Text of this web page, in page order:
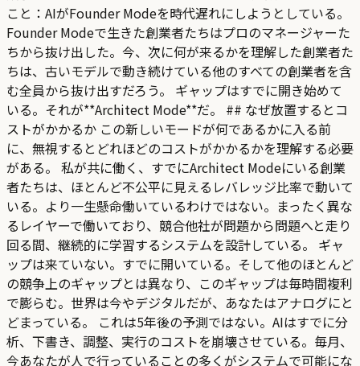
こと：AIがFounder Modeを時代遅れにしようとしている。
Founder Modeで生きた創業者たちはプロのマネージャーた
ちから抜け出した。今、次に何が来るかを理解した創業者た
ちは、古いモデルで動き続けている他のすべての創業者を含
む全員から抜け出すだろう。 ギャップはすでに開き始めて
いる。それが**Architect Mode**だ。 ## なぜ放置するとコ
ストがかかるか この新しいモードが何であるかに入る前
に、無視するとどれほどのコストがかかるかを理解する必要
がある。 私が共に働く、すでにArchitect Modeにいる創業
者たちは、ほとんど不公平に見えるレバレッジ比率で動いて
いる。より一生懸命働いているわけではない。まったく異な
るレイヤーで働いており、競合他社が問題から問題へと走り
回る間、継続的に学習するシステムを設計している。 ギャ
ップは来ていない。すでに開いている。そして他のほとんど
の競争上のギャップとは異なり、このギャップは毎時間複利
で膨らむ。世界は今やデジタルだが、あなたはアナログにと
どまっている。 これは5年後の予測ではない。AIはすでに分
析、下書き、調整、実行のコストを崩壊させている。毎月、
今あなたが人で行っていることの多くがシステムで可能にな